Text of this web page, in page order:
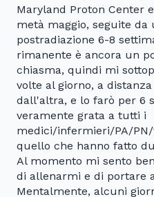
Maryland Proton Center
metà maggio, seguite
postradiazione 6-8
rimanente è ancora un
chiasma, quindi mi
volte al giorno, a
dall'altra, e lo farò per 6
veramente grata a tutti i
medici/infermieri/PA/
quello che hanno fatto
Al momento mi sento
di allenarmi e di portare
Mentalmente, alcuni